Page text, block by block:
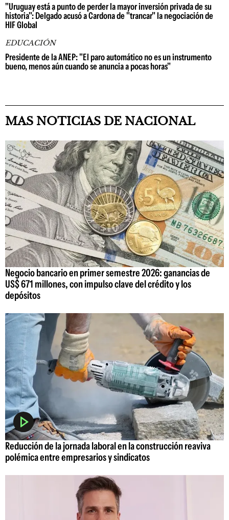
"Uruguay está a punto de perder la mayor inversión privada de su
historia": Delgado acusó a Cardona de "trancar" la negociación de
HIF Global
EDUCACIÓN
Presidente de la ANEP: "El paro automático no es un instrumento
bueno, menos aún cuando se anuncia a pocas horas"
MAS NOTICIAS DE NACIONAL
Negocio bancario en primer semestre 2026: ganancias de
US$ 671 millones, con impulso clave del crédito y los
depósitos
Reducción de la jornada laboral en la construcción reaviva
polémica entre empresarios y sindicatos